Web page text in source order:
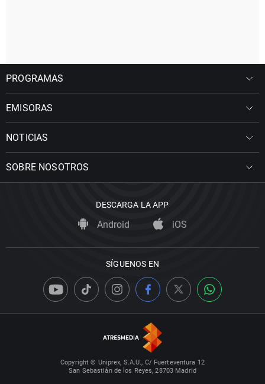
PROGRAMAS
EMISORAS
NOTICIAS
SOBRE NOSOTROS
DESCARGA LA APP
Android iOS
SÍGUENOS EN
Copyright © Uniprex, S.A.U., C/ Fuerteventura 12
San Sebastián de los Reyes, 28703 Madrid